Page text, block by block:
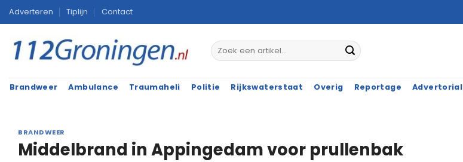
Ga
naar
inhoud
Adverteren Tiplijn Contact
Brandweer Ambulance Traumaheli Politie Rijkswaterstaat Overig Reportage Advertorial
BRANDWEER
Middelbrand in Appingedam voor prullenbak